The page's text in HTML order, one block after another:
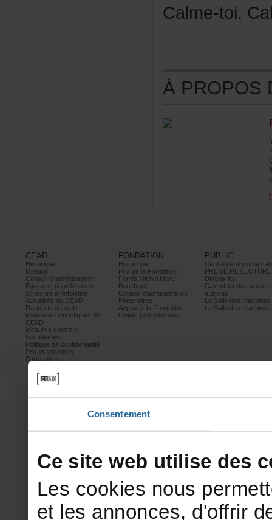
Consentement
Calme-
CEAD
Historique
Mission
Conseild’administration
Équipeetcoordonnées
S’inscrireàl’infolettre
ActualitésduCEAD
Rapportsannuels
Membreshonorifiquesdu
CEAD
Mesurescontrele
harcèlement
Politiquedeconfidentialité
Prixetconcours
Partenaires
FONDATION
Historique
PrixdelaFondation
FondsMichelMarc
Bouchard
Conseild’administration
Partenaires
AppuyezlaFondation
Objetspromotionnels
PUBLIC
PREMIÈRELECTURE
Divans-lits
autrices